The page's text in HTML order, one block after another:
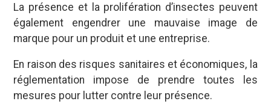
La présence et la prolifération d’insectes peuvent
également engendrer une mauvaise image de
marque pour un produit et une entreprise.
En raison des risques sanitaires et économiques, la
réglementation impose de prendre toutes les
mesures pour lutter contre leur présence.